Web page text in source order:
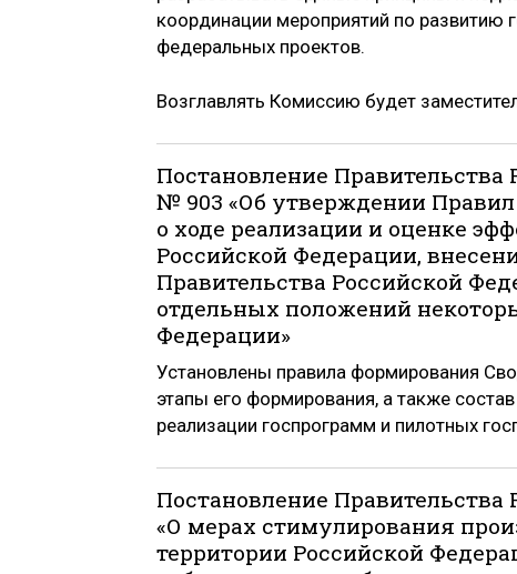
координации мероприятий по развитию
федеральных проектов.
Возглавлять Комиссию будет
Постановление Правительства
№ 903 «Об утверждении
о ходе реализации и оценке
Российской Федерации,
Правительства Российской
отдельных положений
Федерации»
Установлены правила формирования
этапы его формирования, а также
реализации госпрограмм и пилотных
Постановление Правительства
«О мерах стимулирования
территории Российской